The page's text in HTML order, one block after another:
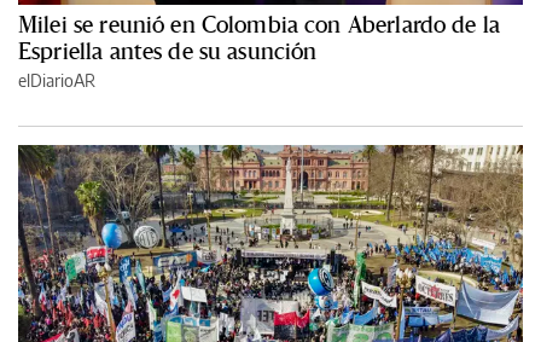
Milei se reunió en Colombia con Aberlardo de la
Espriella antes de su asunción
elDiarioAR